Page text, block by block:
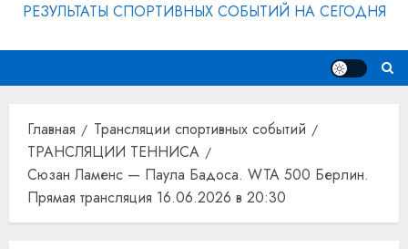
РЕЗУЛЬТАТЫ СПОРТИВНЫХ СОБЫТИЙ НА СЕГОДНЯ
Главная
Трансляции спортивных событий
ТРАНСЛЯЦИИ ТЕННИСА
Сюзан Ламенс — Паула Бадоса. WTA 500 Берлин.
Прямая трансляция 16.06.2026 в 20:30